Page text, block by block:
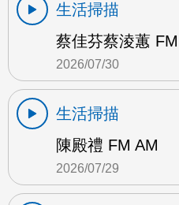
生活掃描
蔡佳芬蔡淩蕙
2026/07/30
生活掃描
陳殿禮 FM AM
2026/07/29